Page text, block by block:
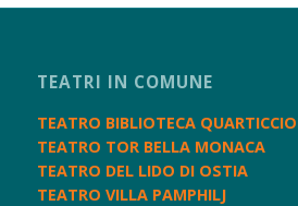
TEATRI IN COMUNE
TEATRO BIBLIOTECA
TEATRO TOR BELLA MONACA
TEATRO DEL LIDO DI OSTIA
TEATRO VILLA PAMPHILJ